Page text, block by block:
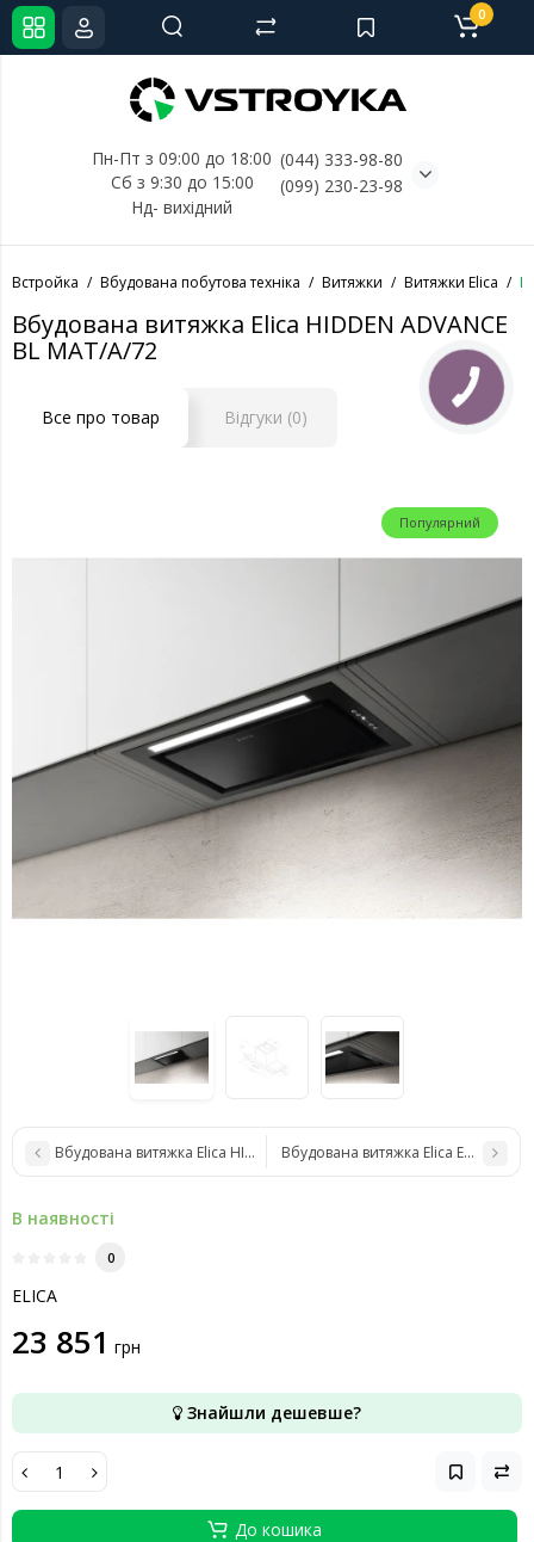
Пн-Пт з 09:00 до 18:00
Сб з 9:30 до 15:00
Нд- вихідний
(044) 333-98-80
(099) 230-23-98
0
Встройка Вбудована побутова техніка Витяжки Витяжки Elica
Вбудована витяжка Elica HIDDEN ADVANCE
BL MAT/A/72
Все про товар Відгуки (0)
Популярний
Вбудована витяжка Elica HIDDEN ADVANCE BL MAT/A/52
Вбудована витяжка Elica ENTER IX/
В наявності
0
ELICA
23 851 грн
Знайшли дешевше?
До кошика
КНОПКА
СВЯЗИ